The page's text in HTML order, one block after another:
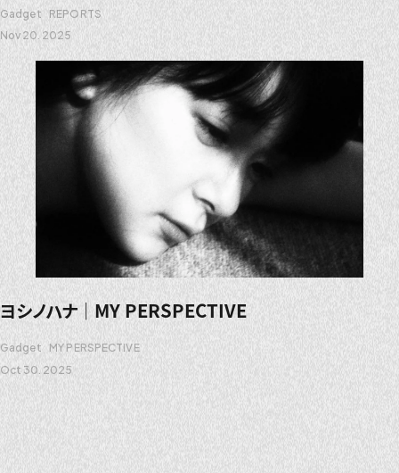
Gadget
REPORTS
Nov 20. 2025
ヨシノハナ｜MY PERSPECTIVE
Gadget
MY PERSPECTIVE
Oct 30. 2025